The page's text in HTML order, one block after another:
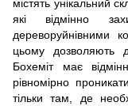
містять унікальний
які відмінно
дереворуйнівними
цьому дозволяють
Бохеміт має
рівномірно
тільки там, де